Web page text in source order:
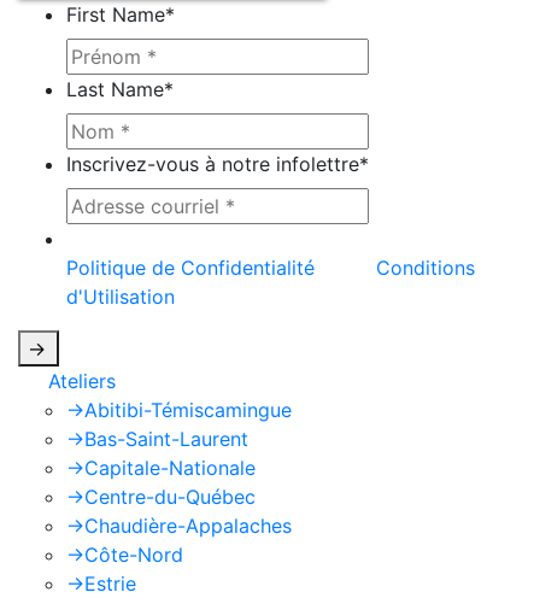
First Name*
Last Name*
Inscrivez-vous à notre infolettre*
Politique de Confidentialité
Conditions
d'Utilisation
->
Ateliers
->Abitibi-Témiscamingue
->Bas-Saint-Laurent
->Capitale-Nationale
->Centre-du-Québec
->Chaudière-Appalaches
->Côte-Nord
->Estrie